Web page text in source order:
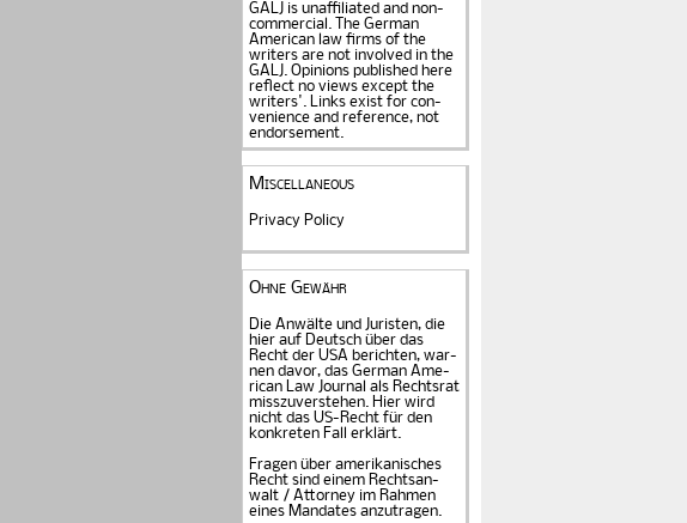
GALJ is unaffiliated and non-
commercial. The Ger­man
American law firms of the
writers are not in­volved in the
GALJ. Opi­nions published here
reflect no views except the
writers'. Links exist for con­
venience and refe­rence, not
endorse­ment.
Miscellaneous
Privacy Policy
Ohne Gewähr
Die Anwälte und Juristen, die
hier auf Deutsch über das
Recht der USA be­rich­ten, war­
nen davor, das German Ame­
rican Law Journal als Rechts­rat
miss­zu­verstehen. Hier wird
nicht das US-Recht für den
konkreten Fall er­klärt.
Fragen über amerika­ni­sches
Recht sind einem Rechts­an­
walt / Attorney im Rahmen
eines Mandates an­zu­tragen.